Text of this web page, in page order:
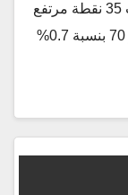
ارتفع المؤشر 30 بنسبة 023% وهي تقدر ب 35 نقطة مرتفع
الي مستوي 11155 نقطةكما ارتفع المؤشر 70 بنسبة 0.7%